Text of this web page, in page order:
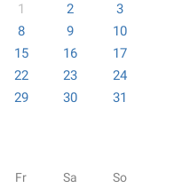
1 2
3
8 9
10
15 16
17
22 23
24
29 30 31
Fr Sa So